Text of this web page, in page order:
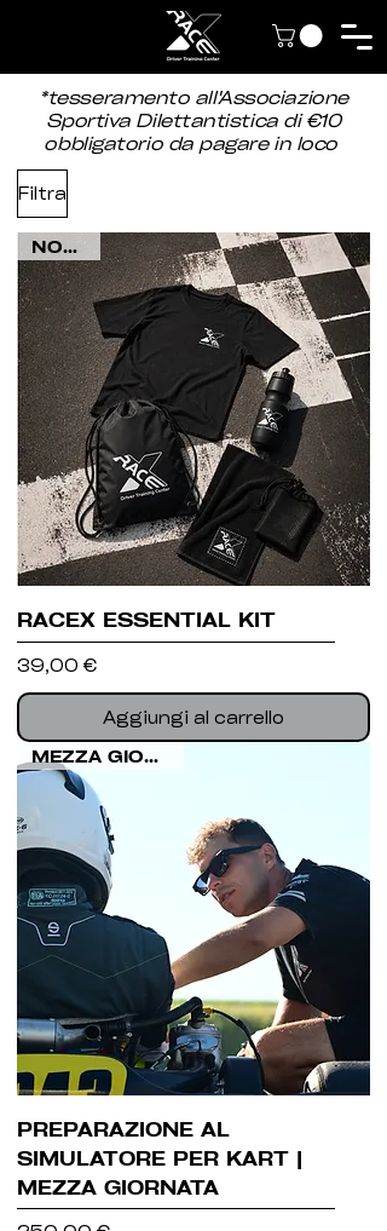
*tesseramento all'Associazione
Sportiva Dilettantistica di €10
obbligatorio da pagare in loco
Filtra
NOVITÀ
RACEX ESSENTIAL KIT
Prezzo
39,00 €
Aggiungi al carrello
MEZZA GIORNATA
PREPARAZIONE AL
SIMULATORE PER KART |
MEZZA GIORNATA